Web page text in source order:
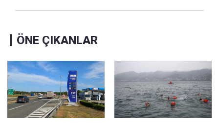
ÖNE ÇIKANLAR